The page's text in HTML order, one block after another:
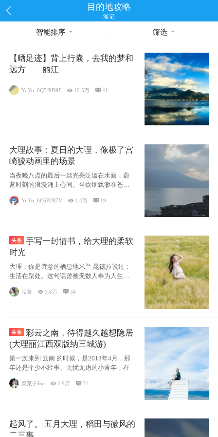
目的地攻略
游记
智能排序 筛选
【晒足迹】背上行囊，去我的梦和
远方——丽江
YoYo_0Q5J9D9F  10.5万 41
大理故事：夏日的大理，像极了宫
崎骏动画里的场景
当夜晚八点的最后一丝光亮泛滥在水面，蔚
蓝时刻的浪漫涌上心间。当炊烟飘渺在苍山
YoYo_6C6P2R7V  1.4万  19
手写一封情书，给大理的柔软
时光
大理：你是诗意的栖息地米兰 昆德拉说过：
生活在别处。这句话曾被无数人奉为人生信
条，并
滢萱 5.8万 34
彩云之南，待得越久越想隐居
(大理丽江西双版纳三城游)
第一次来到 云南 的时候，是2013年4月，那
年还是个少不经事、无忧无虑的小青年，在
菜菜子Joe 4.9万  31
起风了。 五月大理，稻田与微风的